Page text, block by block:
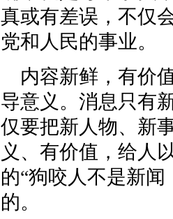
真或有差误，不仅
党和人民的事业。
内容新鲜，有价
导意义。消息只有
仅要把新人物、新
义、有价值，给人
的“狗咬人不是新
的。